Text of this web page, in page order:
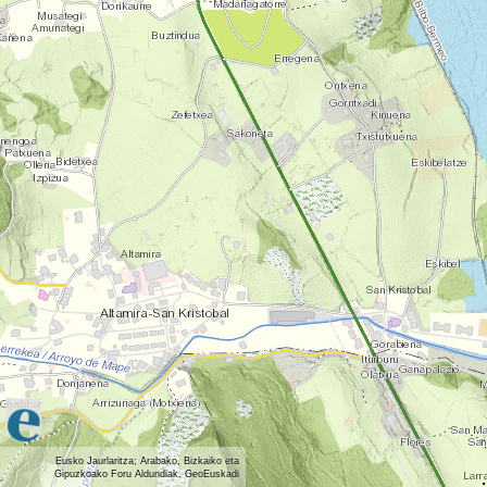
Eusko Jaurlaritza; Arabako, Bizkaiko eta
Gipuzkoako Foru Aldundiak. GeoEuskadi